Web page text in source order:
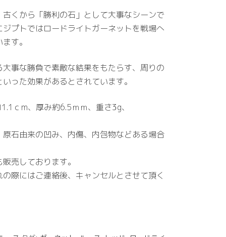
くから「勝利の石」として大事なシーンで
プトではロードライトガーネットを戦場へ
す。
事な勝負で素敵な結果をもたらす、周りの
った効果があるとされています。
ｃm、厚み約6.5ｍｍ、重さ3g、
石由来の凹み、内傷、内包物などある場合
売しております。
際にはご連絡後、キャンセルとさせて頂く